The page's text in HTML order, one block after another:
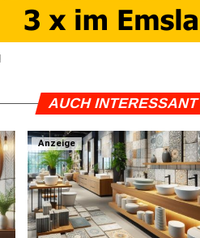
AUCH INTERESSANT
Anzeige